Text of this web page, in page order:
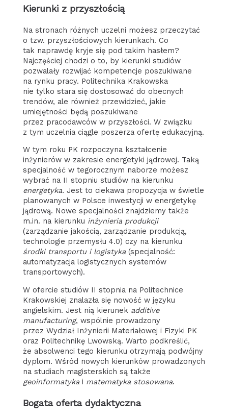
Kierunki z przyszłością
Na stronach różnych uczelni możesz przeczytać
o tzw. przyszłościowych kierunkach. Co
tak naprawdę kryje się pod takim hasłem?
Najczęściej chodzi o to, by kierunki studiów
pozwalały rozwijać kompetencje poszukiwane
na rynku pracy. Politechnika Krakowska
nie tylko stara się dostosować do obecnych
trendów, ale również przewidzieć, jakie
umiejętności będą poszukiwane
przez pracodawców w przyszłości. W związku
z tym uczelnia ciągle poszerza ofertę edukacyjną.
W tym roku PK rozpoczyna kształcenie
inżynierów w zakresie energetyki jądrowej. Taką
specjalność w tegorocznym naborze możesz
wybrać na II stopniu studiów na kierunku
energetyka. Jest to ciekawa propozycja w świetle
planowanych w Polsce inwestycji w energetykę
jądrową. Nowe specjalności znajdziemy także
m.in. na kierunku inżynieria produkcji
(zarządzanie jakością, zarządzanie produkcją,
technologie przemysłu 4.0) czy na kierunku
środki transportu i logistyka (specjalność:
automatyzacja logistycznych systemów
transportowych).
W ofercie studiów II stopnia na Politechnice
Krakowskiej znalazła się nowość w języku
angielskim. Jest nią kierunek additive
manufacturing, wspólnie prowadzony
przez Wydział Inżynierii Materiałowej i Fizyki PK
oraz Politechnikę Lwowską. Warto podkreślić,
że absolwenci tego kierunku otrzymają podwójny
dyplom. Wśród nowych kierunków prowadzonych
na studiach magisterskich są także
geoinformatykai matematyka stosowana.
Bogata oferta dydaktyczna